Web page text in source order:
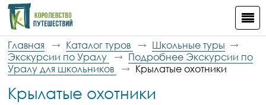
Главная Каталог туров
Школьные туры
Экскурсии по Уралу
Подробнее Экскурсии по
Уралу для школьников
Крылатые охотники
Крылатые охотники